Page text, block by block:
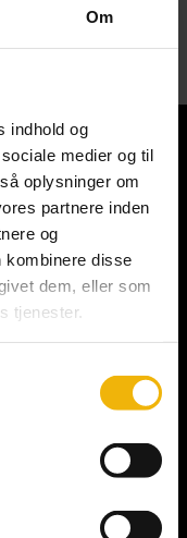
Om
indhold og
medier og til
oplysninger om
partnere inden
og
kombinere disse
dem, eller som
tjenester.